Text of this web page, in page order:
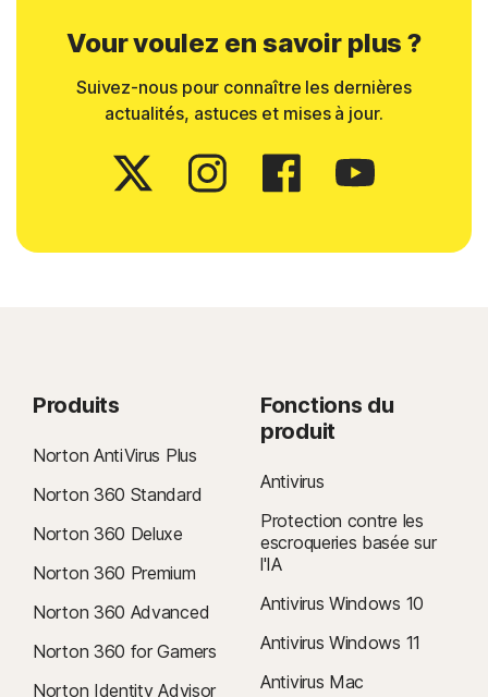
Vour voulez en savoir plus ?
Suivez-nous pour connaître les dernières
actualités, astuces et mises à jour.
Produits
Norton AntiVirus Plus
Norton 360 Standard
Norton 360 Deluxe
Norton 360 Premium
Norton 360 Advanced
Norton 360 for Gamers
Norton Identity Advisor
Fonctions du
produit
Antivirus
Protection contre les
escroqueries basée sur
l'IA
Antivirus Windows 10
Antivirus Windows 11
Antivirus Mac